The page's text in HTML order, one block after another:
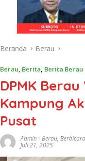
Beranda Berau
Berau, Berita, Berita Berau
DPMK
Kampung
Pusat
Admin-Berau,
Juli 21, 2025